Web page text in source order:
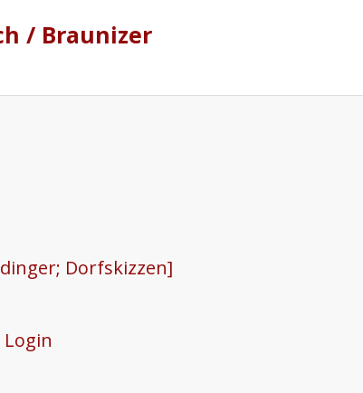
/ Braunizer
Dorfskizzen]
Login